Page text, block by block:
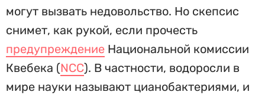
могут вызвать недовольство. Но скепсис
снимет, как рукой, если прочесть
предупреждение Национальной комиссии
Квебека (NCC). В частности, водоросли в
мире науки называют цианобактериями, и